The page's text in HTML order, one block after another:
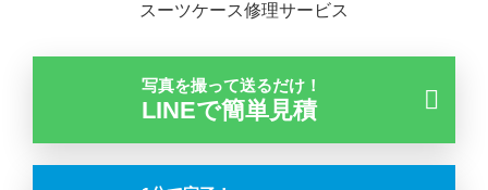
スーツケース修理サービス
写真を撮って送るだけ！
LINEで簡単見積